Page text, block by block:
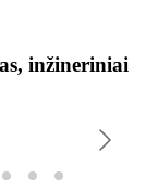
inžineriniai